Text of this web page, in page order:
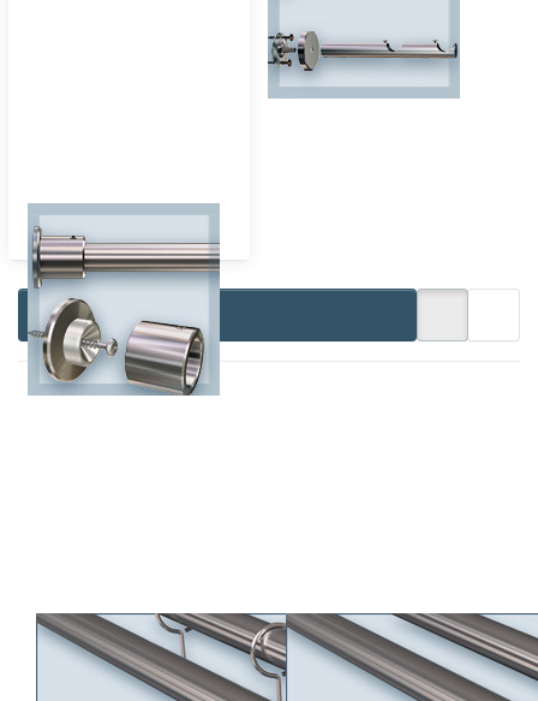
Wandlager-16 2-läufig
Filtern & Sortieren
Zweiläufige
Gardinenstange
Doppellauf
Vorhangstange